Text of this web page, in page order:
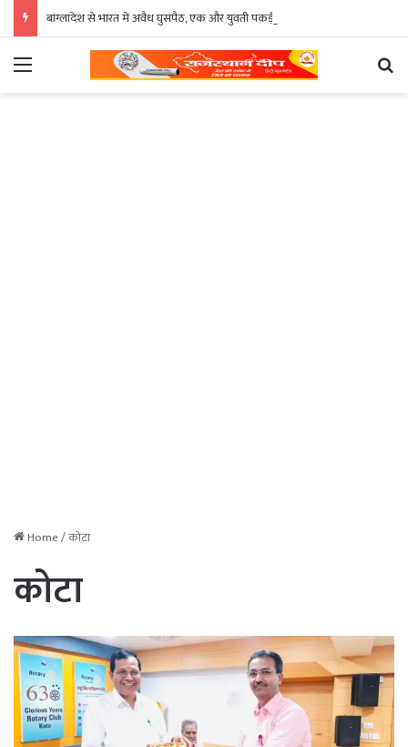
बांग्लादेश से भारत में अवैध घुसपैठ, एक और युवती पकड़ी
Menu
Home/कोटा
कोटा